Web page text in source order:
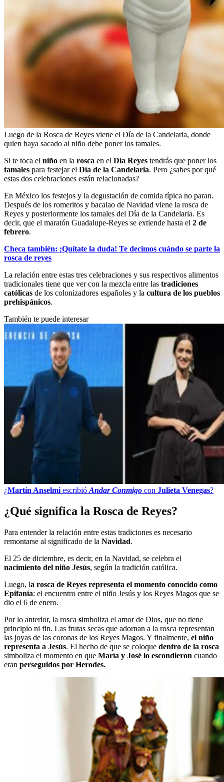
Luego de la Rosca de Reyes viene el Día de la Candelaria, donde
quien haya sacado al niño debe poner los tamales.
Si te toca el niño en la rosca en el Día Reyes tendrás que poner los
tamales para festejar el Día de la Candelaria. Pero ¿sabes por qué
estas dos celebraciones están relacionadas?
En México los festejos y la degustación de comida típica no paran.
Después de los romeritos y bacalao de Navidad viene la rosca de
Reyes y posteriormente los tamales del Día de la Candelaria. Es
decir, que el maratón Guadalupe-Reyes se extiende hasta el 2 de
febrero.
Checa también: ¡Quítate la duda! Te decimos cuándo se parte la
rosca de reyes
La relación entre estas tres celebraciones y sus respectivos alimentos
tradicionales tiene que ver con la mezcla entre las tradiciones
católicas de los colonizadores españoles y la cultura de los pueblos
prehispánicos.
También te puede interesar
¿Martín Anselmi escribió Andar Conmigo con Julieta Venegas?
¿Qué significa la Rosca de Reyes?
Para entender la relación entre estas tradiciones es necesario
remontarse al significado de la Navidad.
El 25 de diciembre, es decir, en la Navidad, se celebra el
nacimiento del niño Jesús, según la tradición católica.
Luego, la rosca de Reyes representa el momento conocido como
Epifanía: el encuentro entre el niño Jesús y los Reyes Magos que se
dio el 6 de enero.
Por lo anterior, la rosca simboliza el amor de Dios, que no tiene
principio ni fin. Las frutas secas que adornan a la rosca representan
las joyas de las coronas de los Reyes Magos. Y finalmente, el niño
representa a Jesús. El hecho de que se coloque dentro de la rosca
simboliza el momento en que María y José lo escondieron cuando
eran perseguidos por Herodes.